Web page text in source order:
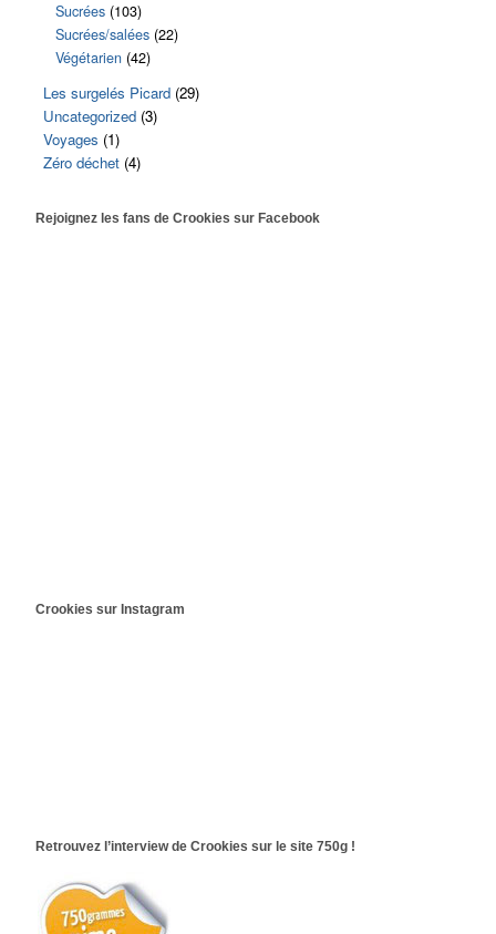
Sucrées (103)
Sucrées/salées (22)
Végétarien (42)
Les surgelés Picard (29)
Uncategorized (3)
Voyages (1)
Zéro déchet (4)
Rejoignez les fans de Crookies sur Facebook
Crookies sur Instagram
Retrouvez l’interview de Crookies sur le site 750g !